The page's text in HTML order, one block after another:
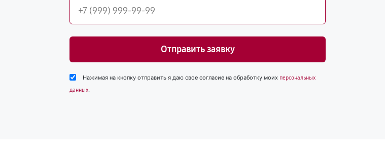
Отправить заявку
Нажимая на кнопку отправить я даю свое согласие на обработку моих персональных
данных.